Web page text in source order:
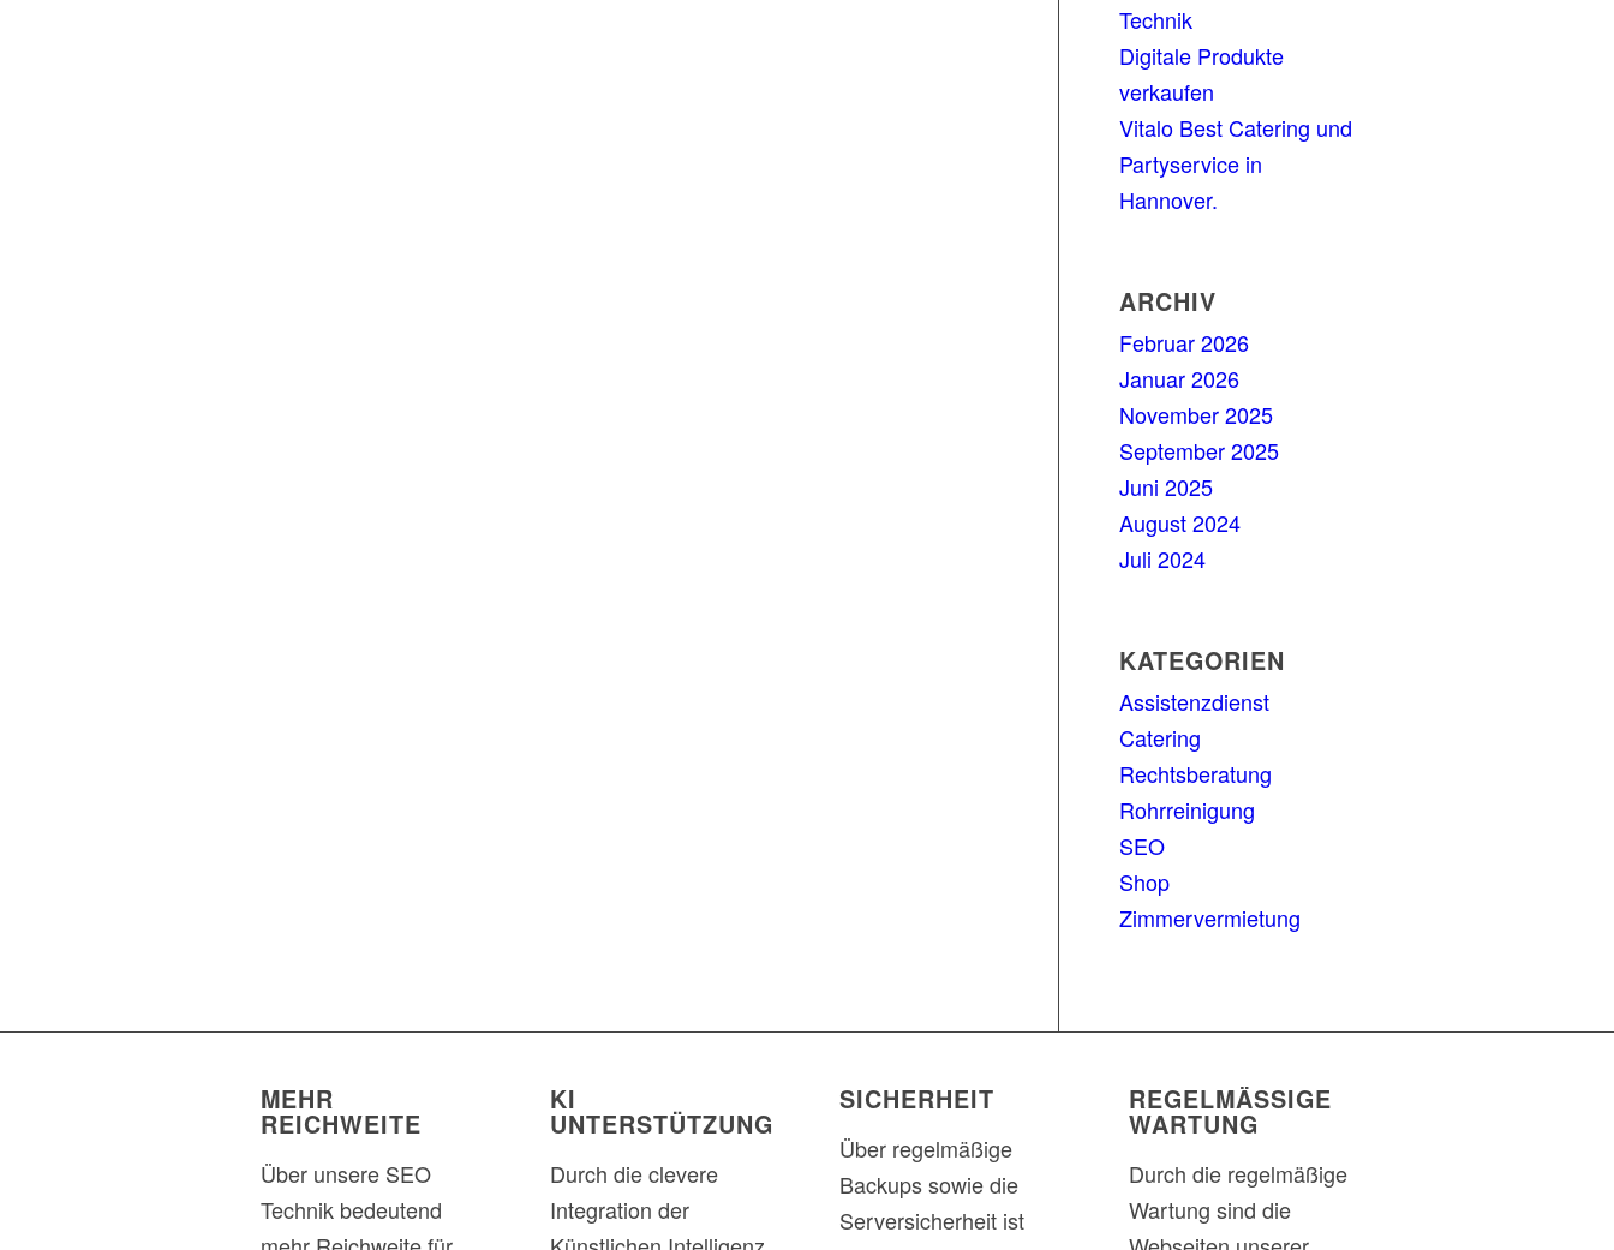
Technik
Digitale Produkte
verkaufen
Vitalo Best Catering und
Partyservice in
Hannover.
ARCHIV
Februar 2026
Januar 2026
November 2025
September 2025
Juni 2025
August 2024
Juli 2024
KATEGORIEN
Assistenzdienst
Catering
Rechtsberatung
Rohrreinigung
SEO
Shop
Zimmervermietung
MEHR
REICHWEITE
Über unsere SEO
Technik bedeutend
KI
UNTERSTÜTZUNG
Durch die clevere
Integration der
SICHERHEIT
Über regelmäßige
Backups sowie die
Serversicherheit ist
REGELMÄSSIGE W
ARTUNG
Durch die regelmäßige
Wartung sind die